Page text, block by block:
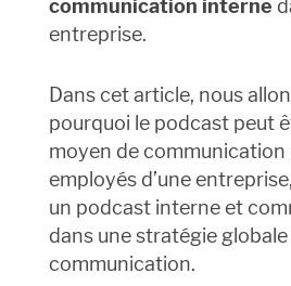
communication interne
entreprise.
Dans cet article, nous
pourquoi le podcast peut
moyen de communication
employés d’une
un podcast interne et
dans une stratégie globale
communication.